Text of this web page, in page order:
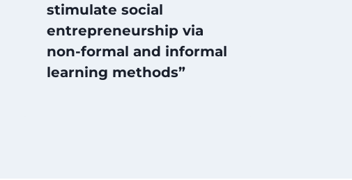
stimulate social
entrepreneurship via
non-formal and informal
learning methods”